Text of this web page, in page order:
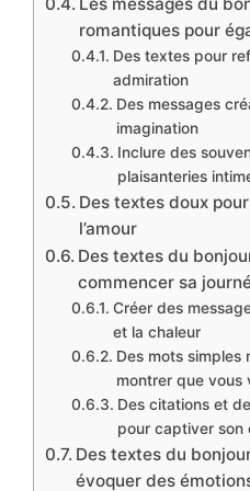
romantiques pour
Des textes pour
admiration
Des messages
imagination
Inclure des
plaisanteries
Des textes doux
l’amour
Des textes du
commencer sa
Créer des
et la chaleur
Des mots simples
montrer que vous
Des citations et
pour captiver son
Des textes du
évoquer des